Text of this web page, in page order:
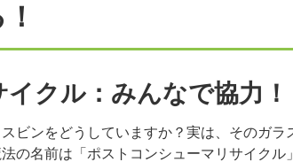
クル：みんなで協力！
ビンをどうしていますか？実は、そのガラ
の名前は「ポストコンシューマリサイクル